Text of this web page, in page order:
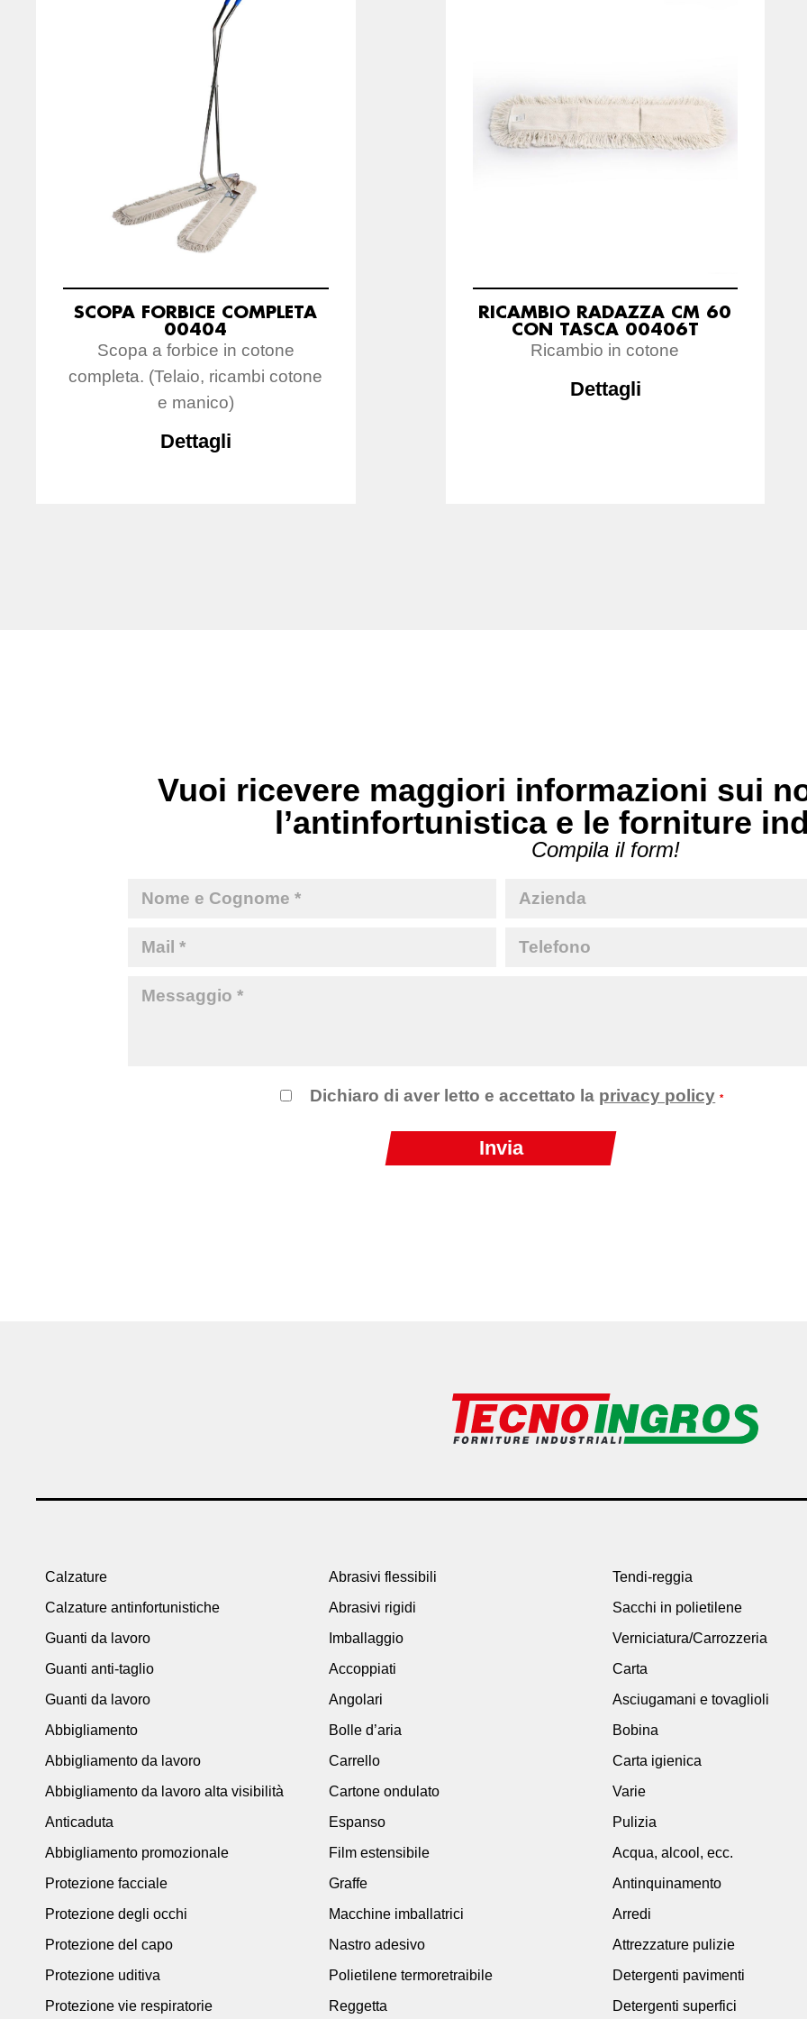
SCOPA FORBICE COMPLETA
00404
Scopa a forbice in cotone
completa. (Telaio, ricambi cotone
e manico)
Dettagli
RICAMBIO RADAZZA CM 60
CON TASCA 00406T
Ricambio in cotone
Dettagli
Vuoi ricevere maggiori informazioni sui
l’antinfortunistica e le forniture
Compila il form!
Dichiaro di aver letto e accettato la privacy policy *
Calzature
Calzature antinfortunistiche
Guanti da lavoro
Guanti anti-taglio
Guanti da lavoro
Abbigliamento
Abbigliamento da lavoro
Abbigliamento da lavoro alta visibilità
Anticaduta
Abbigliamento promozionale
Protezione facciale
Protezione degli occhi
Protezione del capo
Protezione uditiva
Protezione vie respiratorie
Abrasivi flessibili
Abrasivi rigidi
Imballaggio
Accoppiati
Angolari
Bolle d’aria
Carrello
Cartone ondulato
Espanso
Film estensibile
Graffe
Macchine imballatrici
Nastro adesivo
Polietilene termoretraibile
Reggetta
Tendi-reggia
Sacchi in polietilene
Verniciatura/Carrozzeria
Carta
Asciugamani e tovaglioli
Bobina
Carta igienica
Varie
Pulizia
Acqua, alcool, ecc.
Antinquinamento
Arredi
Attrezzature pulizie
Detergenti pavimenti
Detergenti superfici